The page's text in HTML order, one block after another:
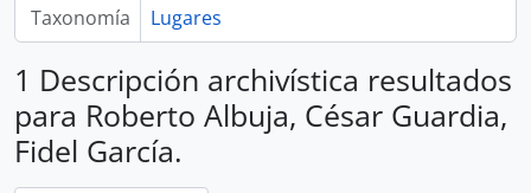
Taxonomía Lugares
1 Descripción archivística resultados
para Roberto Albuja, César Guardia,
Fidel García.